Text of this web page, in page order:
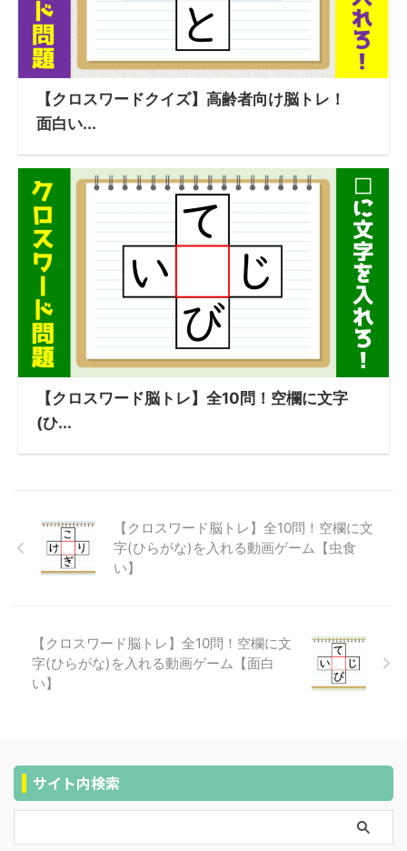
【クロスワードクイズ】高齢者向け脳トレ！
面白い...
【クロスワード脳トレ】全10問！空欄に文字
(ひ...
【クロスワード脳トレ】全10問！空欄に文
字(ひらがな)を入れる動画ゲーム【虫食
い】
【クロスワード脳トレ】全10問！空欄に文
字(ひらがな)を入れる動画ゲーム【面白
い】
サイト内検索